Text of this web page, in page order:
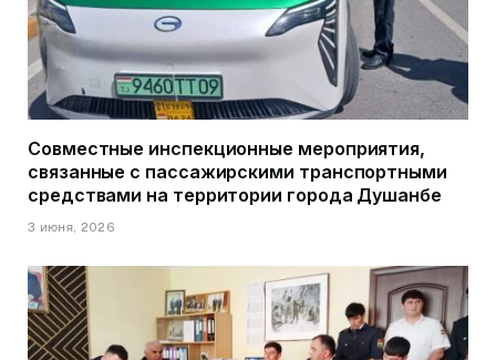
Совместные инспекционные мероприятия,
связанные с пассажирскими транспортными
средствами на территории города Душанбе
3 июня, 2026